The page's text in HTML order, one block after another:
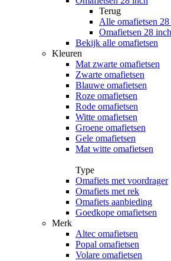
Terug
Alle omafietsen
Omafietsen 28
Bekijk alle omafietsen
Kleuren
Mat zwarte omafietsen
Zwarte omafietsen
Blauwe omafietsen
Roze omafietsen
Rode omafietsen
Witte omafietsen
Groene omafietsen
Gele omafietsen
Mat witte omafietsen
Type
Omafiets met voordrager
Omafiets met rek
Omafiets aanbieding
Goedkope omafietsen
Merk
Altec omafietsen
Popal omafietsen
Volare omafietsen